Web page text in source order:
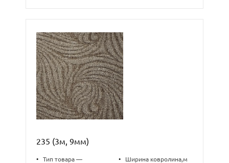
235 (3м, 9мм)
•
Тип товара —
•
Ширина ковролина,м